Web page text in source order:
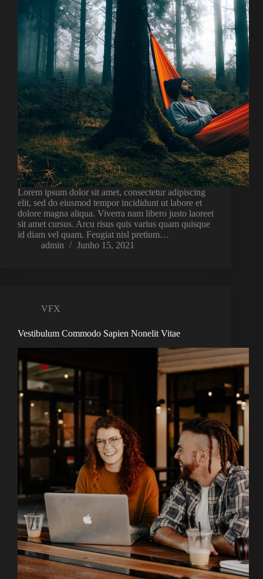
Lorem ipsum dolor sit amet, consectetur adipiscing
elit, sed do eiusmod tempor incididunt ut labore et
dolore magna aliqua. Viverra nam libero justo laoreet
sit amet cursus. Arcu risus quis varius quam quisque
id diam vel quam. Feugiat nisl pretium…
admin
Junho 15, 2021
VFX
Vestibulum Commodo Sapien Nonelit Vitae